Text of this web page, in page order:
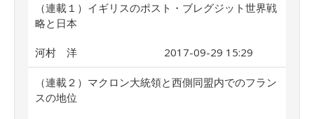
（連載１）イギリスのポスト・ブレグジット世界戦
略と日本
河村 洋 2017-09-29 15:29
（連載２）マクロン大統領と西側同盟内でのフラン
スの地位